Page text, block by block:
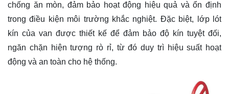
chống ăn mòn, đảm bảo hoạt động hiệu quả và ổn định
trong điều kiện môi trường khắc nghiệt. Đặc biệt, lớp lót
kín của van được thiết kế để đảm bảo độ kín tuyệt đối,
ngăn chặn hiện tượng rò rỉ, từ đó duy trì hiệu suất hoạt
động và an toàn cho hệ thống.